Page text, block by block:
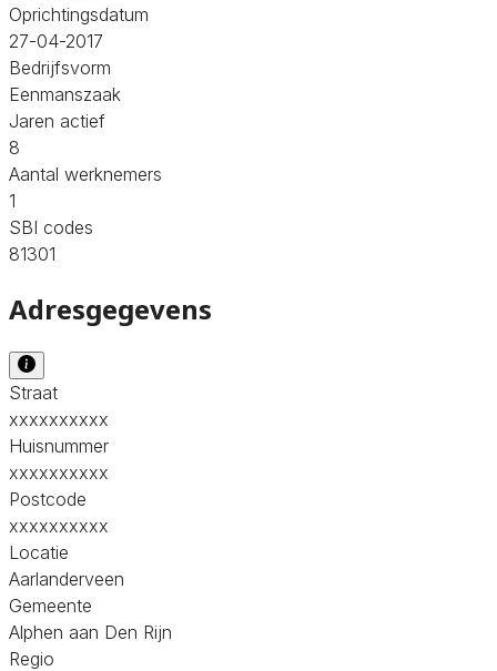
Oprichtingsdatum
27-04-2017
Bedrijfsvorm
Eenmanszaak
Jaren actief
8
Aantal werknemers
1
SBI codes
81301
Adresgegevens
Straat
xxxxxxxxxx
Huisnummer
xxxxxxxxxx
Postcode
xxxxxxxxxx
Locatie
Aarlanderveen
Gemeente
Alphen aan Den Rijn
Regio